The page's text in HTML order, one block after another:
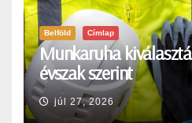
Belföld Címlap
Munkaruha
évszak szerint
júl 27, 2026